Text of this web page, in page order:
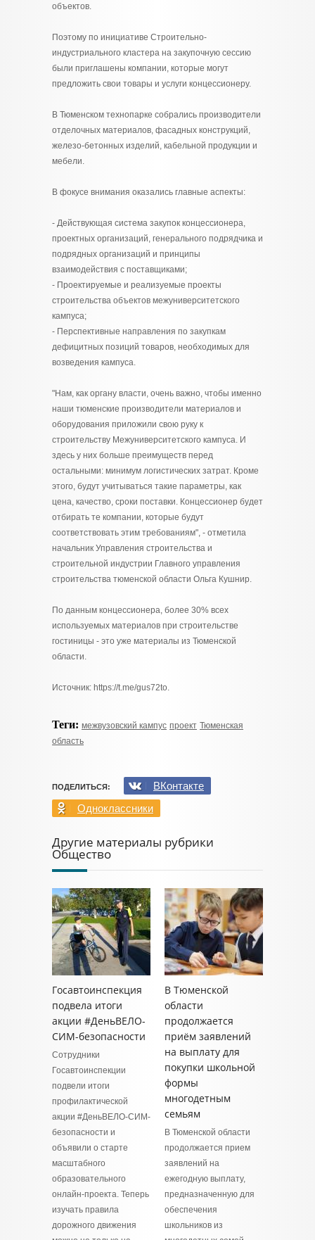
объектов.
Поэтому по инициативе Строительно-
индустриального кластера на закупочную сессию
были приглашены компании, которые могут
предложить свои товары и услуги концессионеру.
В Тюменском технопарке собрались производители
отделочных материалов, фасадных конструкций,
железо-бетонных изделий, кабельной продукции и
мебели.
В фокусе внимания оказались главные аспекты:
- Действующая система закупок концессионера,
проектных организаций, генерального подрядчика и
подрядных организаций и принципы
взаимодействия с поставщиками;
- Проектируемые и реализуемые проекты
строительства объектов межуниверситетского
кампуса;
- Перспективные направления по закупкам
дефицитных позиций товаров, необходимых для
возведения кампуса.
"Нам, как органу власти, очень важно, чтобы именно
наши тюменские производители материалов и
оборудования приложили свою руку к
строительству Межуниверситетского кампуса. И
здесь у них больше преимуществ перед
остальными: минимум логистических затрат. Кроме
этого, будут учитываться такие параметры, как
цена, качество, сроки поставки. Концессионер будет
отбирать те компании, которые будут
соответствовать этим требованиям", - отметила
начальник Управления строительства и
строительной индустрии Главного управления
строительства тюменской области Ольга Кушнир.
По данным концессионера, более 30% всех
используемых материалов при строительстве
гостиницы - это уже материалы из Тюменской
области.
Источник: https://t.me/gus72to.
Теги: межвузовский кампус проект Тюменская
область
ПОДЕЛИТЬСЯ:
ВКонтакте
Одноклассники
Другие материалы рубрики
Общество
Госавтоинспекция
подвела итоги
акции #ДеньВЕЛО-
СИМ-безопасности
Сотрудники
Госавтоинспекции
подвели итоги
профилактической
акции #ДеньВЕЛО-СИМ-
безопасности и
объявили о старте
масштабного
образовательного
онлайн-проекта. Теперь
изучать правила
дорожного движения
В Тюменской
области
продолжается
приём заявлений
на выплату для
покупки школьной
формы
многодетным
семьям
В Тюменской области
продолжается прием
заявлений на
ежегодную выплату,
предназначенную для
обеспечения
школьников из